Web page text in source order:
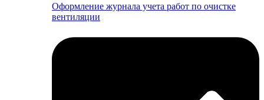
Оформление журнала учета работ по очистке
вентиляции